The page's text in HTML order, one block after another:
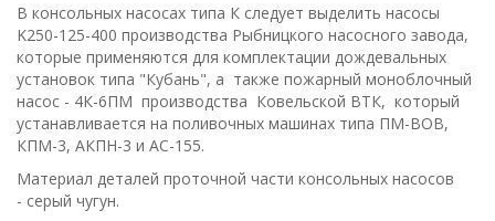
В консольных насосах типа К следует выделить насосы
K250-125-400 производства Рыбницкого насосного завода,
которые применяются для комплектации дождевальных
установок типа "Кубань", а также пожар­ный моноблочный
насос - 4К-6ПМ производства Ковельской ВТК, который
устанавливается на поливочных машинах типа ПМ-ВОВ,
КПМ-3, АКПН-3 и АС-155.
Материал деталей проточной части консольных насосов
- серый чугун.